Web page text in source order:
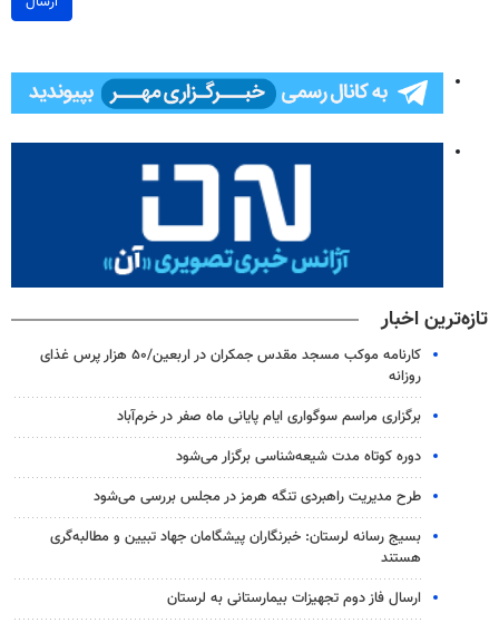
تازه‌ترین اخبار
کارنامه موکب مسجد مقدس جمکران در اربعین/۵۰ هزار پرس غذای
روزانه
برگزاری مراسم سوگواری ایام پایانی ماه صفر در خرم‌آباد
دوره کوتاه مدت شیعه‌شناسی برگزار می‌شود
طرح مدیریت راهبردی تنگه هرمز در مجلس بررسی می‌شود
بسیج رسانه لرستان: خبرنگاران پیشگامان جهاد تبیین و مطالبه‌گری
هستند
ارسال فاز دوم تجهیزات بیمارستانی به لرستان